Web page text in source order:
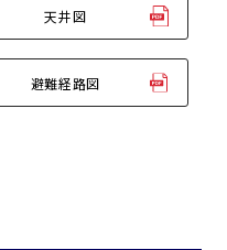
天井図
避難経路図
ーク
保町エリア